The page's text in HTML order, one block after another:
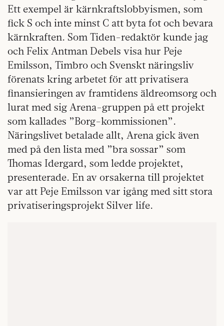
Ett exempel är kärnkraftslobbyismen, som
fick S och inte minst C att byta fot och bevara
kärnkraften. Som Tiden-redaktör kunde jag
och Felix Antman Debels visa hur Peje
Emilsson, Timbro och Svenskt näringsliv
förenats kring arbetet för att privatisera
finansieringen av framtidens äldreomsorg och
lurat med sig Arena-gruppen på ett projekt
som kallades ”Borg-kommissionen”.
Näringslivet betalade allt, Arena gick även
med på den lista med ”bra sossar” som
Thomas Idergard, som ledde projektet,
presenterade. En av orsakerna till projektet
var att Peje Emilsson var igång med sitt stora
privatiseringsprojekt Silver life.